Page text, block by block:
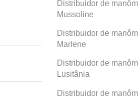
Distribuidor de
Mussoline
Distribuidor de
Marlene
Distribuidor de
Lusitânia
Distribuidor de